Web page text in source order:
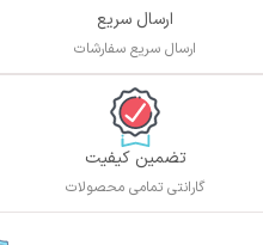
ارسال سریع
ارسال سریع سفارشات
تضمین کیفیت
گارانتی تمامی محصولات